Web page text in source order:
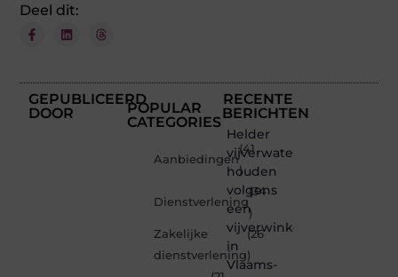
Deel dit:
GEPUBLICEERD
DOOR
POPULAR
CATEGORIES
Aanbiedingen
(41
)
Dienstverlening
(34
)
Zakelijke
dienstverlening
(26
)
RECENTE
BERICHTEN
Helder
vijverwater
houden
volgens
een
vijverwinkel
in
Vlaams-